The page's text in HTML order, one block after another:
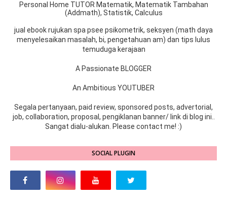
Personal Home TUTOR Matematik, Matematik Tambahan
(Addmath), Statistik, Calculus
jual ebook rujukan spa psee psikometrik, seksyen (math daya
menyelesaikan masalah, bi, pengetahuan am) dan tips lulus
temuduga kerajaan
A Passionate BLOGGER
An Ambitious YOUTUBER
Segala pertanyaan, paid review, sponsored posts, advertorial,
job, collaboration, proposal, pengiklanan banner/ link di blog ini..
Sangat dialu-alukan. Please contact me! :)
SOCIAL PLUGIN